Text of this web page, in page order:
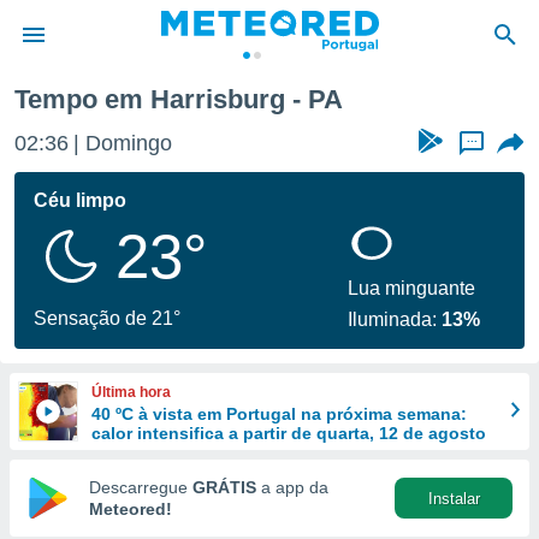
da
foi
fornecidas
a este
das
e
forma
digital
Tempo em Harrisburg - PA
02:36 Domingo ...
Céu limpo
23°
Sensação de 21°
Lua minguante
Iluminada: 13%
Última hora
40 ºC à vista em Portugal na próxima semana:
calor intensifica a partir de quarta, 12 de agosto
Descarregue GRÁTIS a app da
Meteored!
Instalar